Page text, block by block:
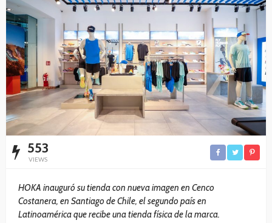
553
VIEWS
HOKA inauguró su tienda con nueva imagen en Cenco
Costanera, en Santiago de Chile, el segundo país en
Latinoamérica que recibe una tienda física de la marca.